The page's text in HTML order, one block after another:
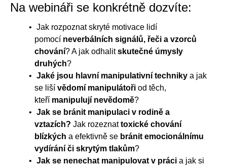
Na webináři se konkrétně dozvíte:
Jak rozpoznat skryté motivace lidí
pomocí neverbálních signálů, řeči a vzorců
chování? A jak odhalitskutečné úmysly
druhých?
Jaké jsou hlavní manipulativní technikya jak
se liší vědomí manipulátoři od těch,
kteří manipulují nevědomě?
Jak se bránit manipulaci v rodině a
vztazích? Jak rozeznattoxické chování
blízkých a efektivně se bránit emocionálnímu
vydírání či skrytým tlakům?
Jak se nenechat manipulovat v prácia jak si